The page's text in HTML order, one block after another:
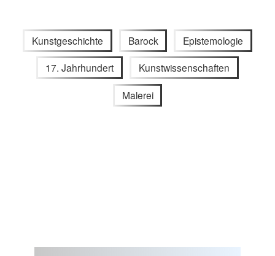
Kunstgeschichte Barock Epistemologie
17. Jahrhundert Kunstwissenschaften
Malerei